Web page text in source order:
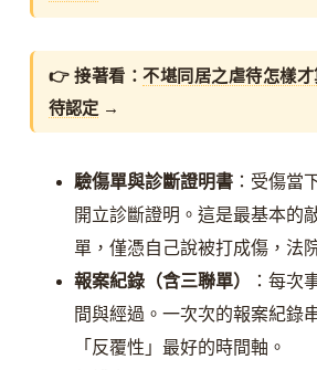
👉 接著看：不堪同居之虐待怎樣
待認定→
驗傷單與診斷證明書：受傷當
開立診斷證明。這是最基本
單，僅憑自己說被打成傷，法
報案紀錄（含三聯單）
：每次
間與經過。一次次的報案紀錄
「反覆性」最好的時間軸。